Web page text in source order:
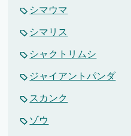
シマウマ
シマリス
シャクトリムシ
ジャイアントパンダ
スカンク
ゾウ